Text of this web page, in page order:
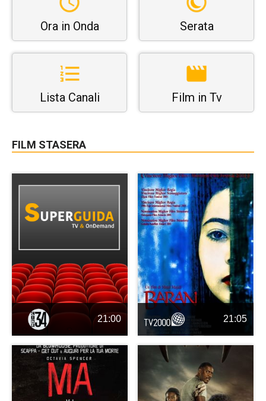
Ora in Onda Serata
Lista Canali Film in Tv
FILM STASERA
21:00 21:05